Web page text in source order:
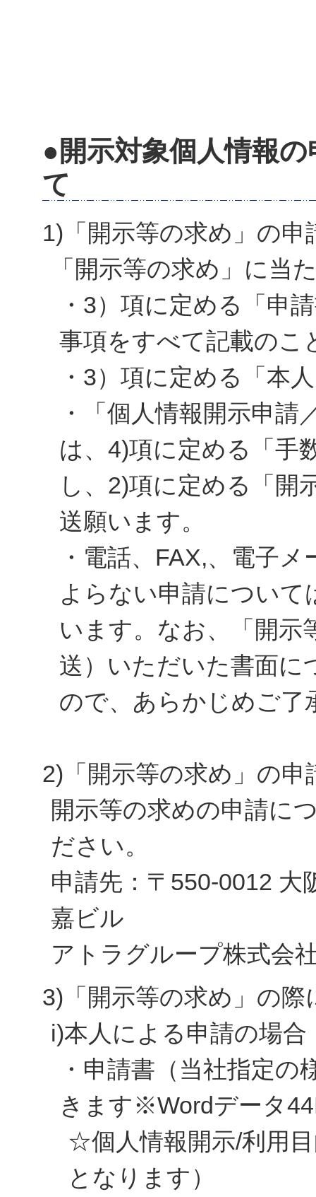
●開示対象個人情報
て
1)「開示等の求め」の申
「開示等の求め」に当
・3）項に定める「申
事項をすべて記載のこ
・3）項に定める「本
・「個人情報開示申請
は、4)項に定める「手
し、2)項に定める「開
送願います。
・電話、FAX,、電子
よらない申請につい
います。なお、「開示
送）いただいた書面に
ので、あらかじめご了
2)「開示等の求め」の申
開示等の求めの申請に
ださい。
申請先：〒550-0012 大
嘉ビル
アトラグループ株式会
3)「開示等の求め」の際
i)本人による申請の場合
・申請書（当社指定の
きます※Wordデータ
☆個人情報開示/利用
となります）